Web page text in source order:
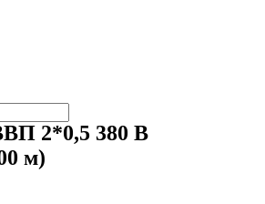
2*0,5 380 В
м)